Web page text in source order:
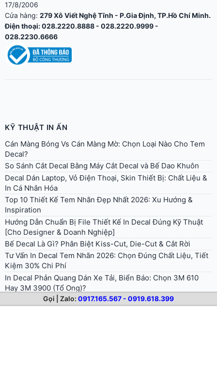
17/8/2006
Cửa hàng: 279 Xô Viết Nghệ Tĩnh - P.Gia Định, TP.Hồ Chí Minh.
Điện thoại: 028.2220.8888 - 028.2220.9999 -
028.2230.6666
Gọi | Zalo:0917.165.567 - 0919.618.399
KỸ THUẬT IN ẤN
Cán Màng Bóng Vs Cán Màng Mờ: Chọn Loại Nào Cho Tem
Decal?
So Sánh Cắt Decal Bằng Máy Cắt Decal và Bế Dao Khuôn
Decal Dán Laptop, Vỏ Điện Thoại, Skin Thiết Bị: Chất Liệu &
In Cá Nhân Hóa
Top 10 Thiết Kế Tem Nhãn Đẹp Nhất 2026: Xu Hướng &
Inspiration
Hướng Dẫn Chuẩn Bị File Thiết Kế In Decal Đúng Kỹ Thuật
[Cho Designer & Doanh Nghiệp]
Bế Decal Là Gì? Phân Biệt Kiss-Cut, Die-Cut & Cắt Rời
Tư Vấn In Decal Tem Nhãn 2026: Chọn Đúng Chất Liệu, Tiết
Kiệm 30% Chi Phí
In Decal Phản Quang Dán Xe Tải, Biển Báo: Chọn 3M 610
Hay 3M 3900 (Tổ Ong)?
Cách Chọn Chất Liệu Decal Phù Hợp Khi In Tem Nhãn: